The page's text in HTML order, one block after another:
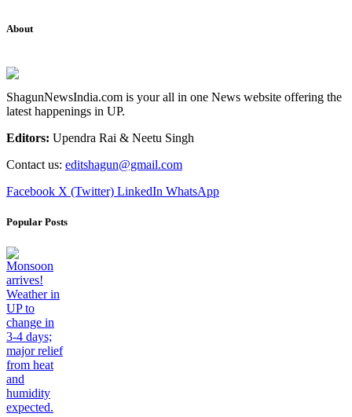
About
ShagunNewsIndia.com is your all in one News website offering the
latest happenings in UP.
Editors: Upendra Rai & Neetu Singh
Contact us: editshagun@gmail.com
Facebook X (Twitter) LinkedIn WhatsApp
Popular Posts